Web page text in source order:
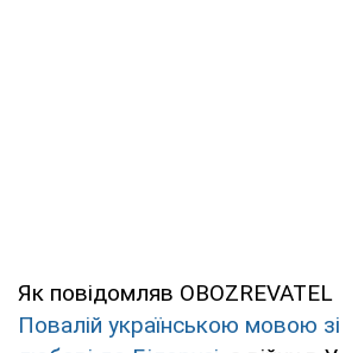
Як повідомляв
Повалій українською мовою